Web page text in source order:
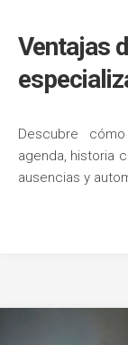
Ventajas
Descubre
agenda, historia
ausencias y